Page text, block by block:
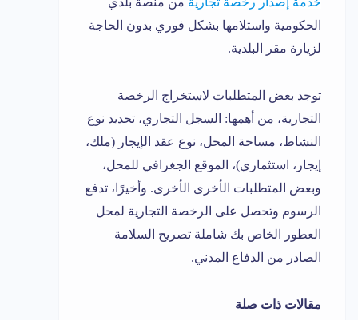
الحكومية واستلامها بشكل فوري بدون الحاجة
لزيارة مقر البلدية.
توجد بعض المتطلبات لاستخراج الرخصة
التجارية، من أهمها: السجل التجاري، تحديد نوع
النشاط، مساحة المحل، نوع عقد الإيجار (ملك،
إيجار، استثماري)، الموقع الجغرافي للمحل،
وبعض المتطلبات الأخرى الأخرى. وأخيرًا، تدفع
الرسوم وتحصل على الرخصة التجارية لمحل
العطور الخاص بك شاملة تصريح السلامة
الصادر من الدفاع المدني.
مقالات ذات صلة